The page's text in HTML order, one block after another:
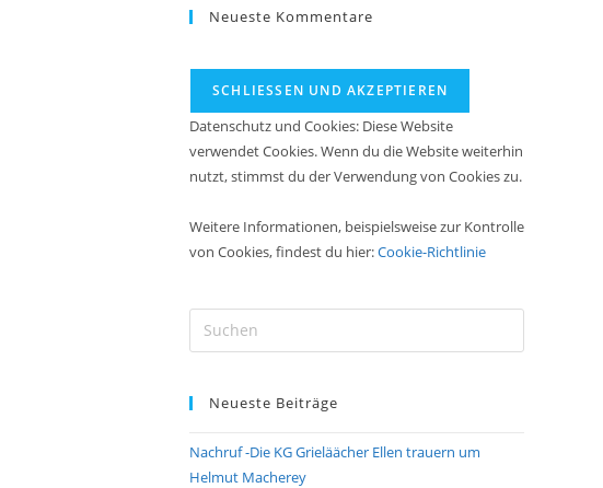
Neueste Kommentare
Datenschutz und Cookies: Diese Website
verwendet Cookies. Wenn du die Website weiterhin
nutzt, stimmst du der Verwendung von Cookies zu.
Weitere Informationen, beispielsweise zur Kontrolle
von Cookies, findest du hier:Cookie-Richtlinie
Escape
Neueste Beiträge
Nachruf -Die KG Grieläächer Ellen trauern um
Helmut Macherey